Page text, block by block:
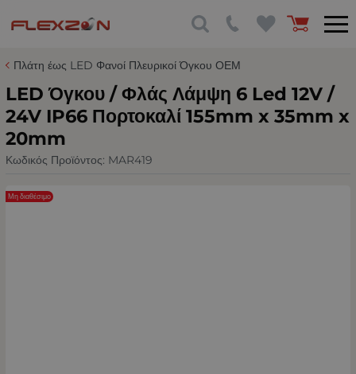
Πλάτη έως LED Φανοί Πλευρικοί Όγκου ΟΕΜ
LED Όγκου / Φλάς Λάμψη 6 Led 12V /
24V IP66 Πορτοκαλί 155mm x 35mm x
20mm
Κωδικός Προϊόντος: MAR419
Μη διαθέσιμο